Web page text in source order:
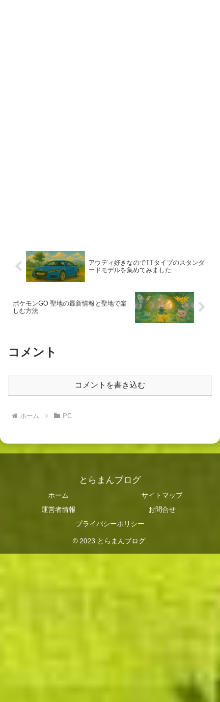
アウディ好きなのでTTタイプのスタンダ
ードモデルを集めてみました
ポケモンGO 聖地の最新情報と聖地で楽
しむ方法
コメント
コメントを書き込む
ホーム PC
とらまんブログ
ホーム
サイトマップ
運営者情報
お問合せ
プライバシーポリシー
© 2023 とらまんブログ.